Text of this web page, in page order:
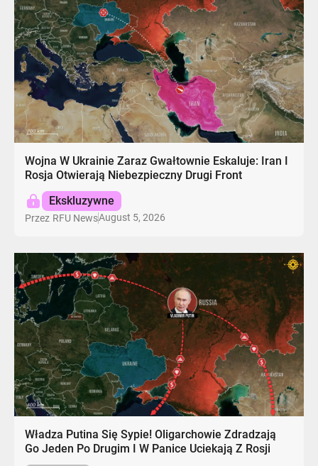
Wojna W Ukrainie Zaraz Gwałtownie Eskaluje: Iran I
Rosja Otwierają Niebezpieczny Drugi Front
Ekskluzywne
Przez RFU NewsAugust 5, 2026
Władza Putina Się Sypie! Oligarchowie Zdradzają
Go Jeden Po Drugim I W Panice Uciekają Z Rosji